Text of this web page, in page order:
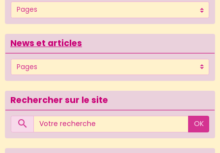
News et articles
Rechercher sur le site
OK